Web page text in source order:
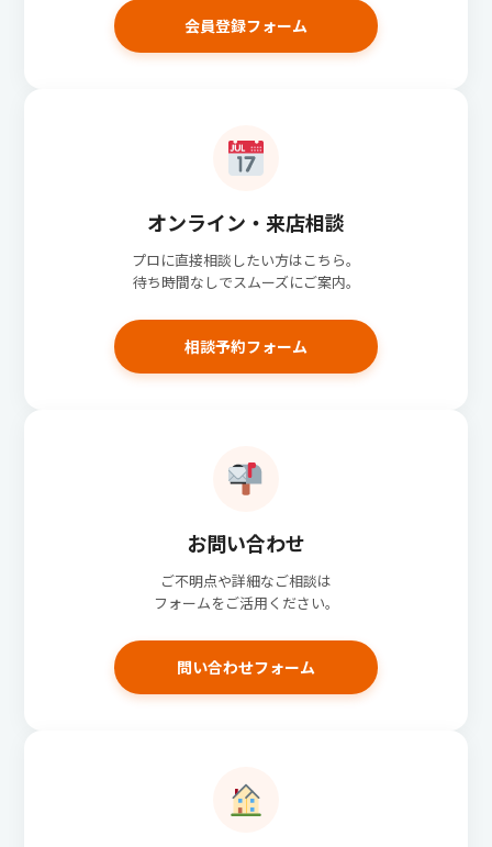
会員登録フォーム
オンライン・来店相談
プロに直接相談したい方はこちら。
待ち時間なしでスムーズにご案内。
相談予約フォーム
お問い合わせ
ご不明点や詳細なご相談は
フォームをご活用ください。
問い合わせフォーム